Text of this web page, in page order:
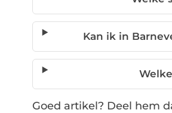
Kan ik in
Goed artikel? Deel hem